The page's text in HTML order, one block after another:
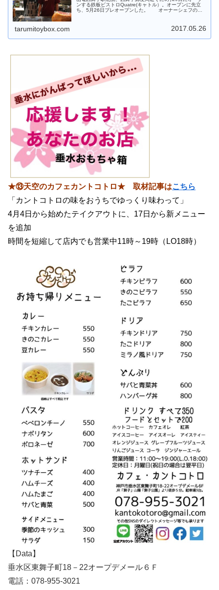
ンする鉄板ビストロQuatre(キャトル）。オープンに先立
ち、5月26日プレオープンした。 オーナーシェフの森
tarumitoybox.com 2017.05.26
★⑬天空のカフェカントコトロ★ 取材記事はこちら
「カントコトロの味をおうちでゆっくり味わって」
4月4日から始めたテイクアウトに、17日から新メニュー
を追加
時間を短縮して店内でも営業中11時～19時（LO18時）
【Data】
垂水区東舞子町18－22オープデメール６Ｆ
電話：078-955-3021